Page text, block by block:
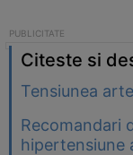
Citeste si
Tensiunea
Recomandari
hipertensiune